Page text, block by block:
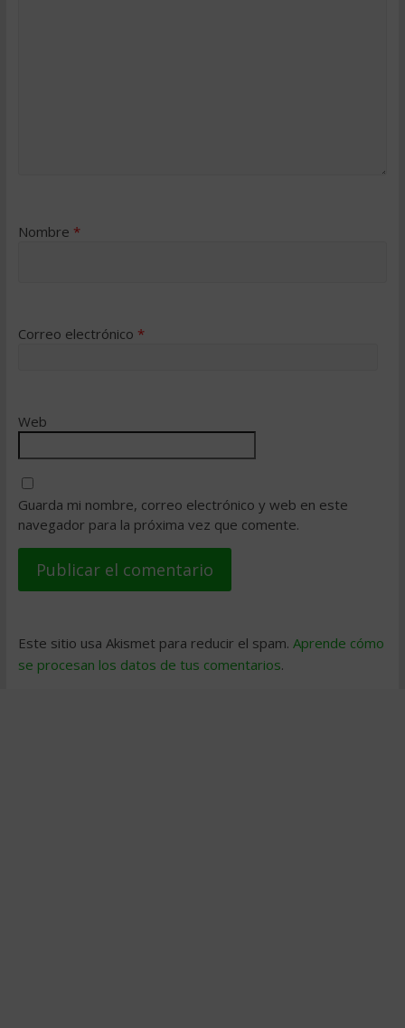
Nombre *
Correo electrónico *
Web
Guarda mi nombre, correo electrónico y web en este
navegador para la próxima vez que comente.
Este sitio usa Akismet para reducir el spam. Aprende cómo
se procesan los datos de tus comentarios.